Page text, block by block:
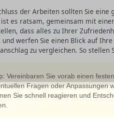
der Arbeiten sollten Sie
es ratsam, gemeinsam mit
dass alles zu Ihrer
und werfen Sie einen Blick auf
zu vergleichen. So
Vereinbaren Sie vorab einen
Fragen oder Anpassungen
Sie schnell reagieren und